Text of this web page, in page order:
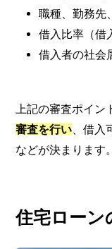
職種、勤務先
借入比率（借
借入者の社
上記の審査ポイン
審査を行い 、借
などが決まります
住宅ローン